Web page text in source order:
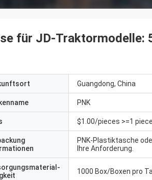
für JD-Traktormodelle:
Guangdong, China
PNK
$1.00/pieces >=1
PNK-Plastiktasche
Ihre Anforderung.
1000 Box/Boxen pro